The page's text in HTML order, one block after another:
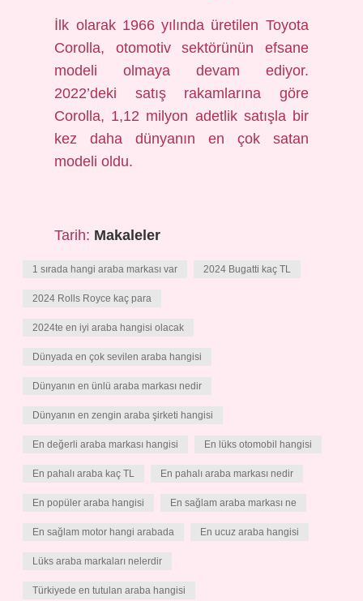
İlk olarak 1966 yılında üretilen Toyota
Corolla, otomotiv sektörünün efsane
modeli olmaya devam ediyor.
2022’deki satış rakamlarına göre
Corolla, 1,12 milyon adetlik satışla bir
kez daha dünyanın en çok satan
modeli oldu.
Tarih: Makaleler
1 sırada hangi araba markası var 2024 Bugatti kaç TL
2024 Rolls Royce kaç para
2024te en iyi araba hangisi olacak
Dünyada en çok sevilen araba hangisi
Dünyanın en ünlü araba markası nedir
Dünyanın en zengin araba şirketi hangisi
En değerli araba markası hangisi En lüks otomobil hangisi
En pahalı araba kaç TL En pahalı araba markası nedir
En popüler araba hangisi En sağlam araba markası ne
En sağlam motor hangi arabada En ucuz araba hangisi
Lüks araba markaları nelerdir
Türkiyede en tutulan araba hangisi